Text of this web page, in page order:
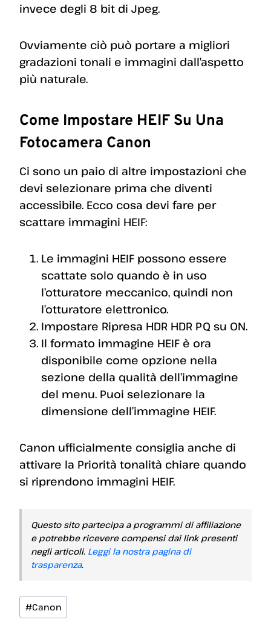
invece degli 8 bit di Jpeg.
Ovviamente ciò può portare a migliori
gradazioni tonali e immagini dall’aspetto
più naturale.
Come Impostare HEIF Su Una
Fotocamera Canon
Ci sono un paio di altre impostazioni che
devi selezionare prima che diventi
accessibile. Ecco cosa devi fare per
scattare immagini HEIF:
Le immagini HEIF possono essere
scattate solo quando è in uso
l’otturatore meccanico, quindi non
l’otturatore elettronico.
Impostare Ripresa HDR HDR PQ su ON.
Il formato immagine HEIF è ora
disponibile come opzione nella
sezione della qualità dell’immagine
del menu. Puoi selezionare la
dimensione dell’immagine HEIF.
Canon ufficialmente consiglia anche di
attivare la Priorità tonalità chiare quando
si riprendono immagini HEIF.
Questo sito partecipa a programmi di affiliazione
e potrebbe ricevere compensi dai link presenti
negli articoli. Leggi la nostra pagina di
trasparenza.
Tag
articolo:
#Canon